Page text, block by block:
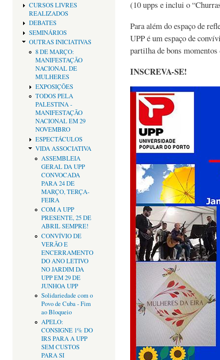
CURSOS LIVRES
REALIZADOS
DEBATES
SEMINÁRIOS
OUTRAS INICIATIVAS
8 DE MARÇO:
MANIFESTAÇÃO
NACIONAL DE
MULHERES
EXPOSIÇÕES
TODOS PELA
PALESTINA -
MANIFESTAÇÃO
NACIONAL EM 29
NOVEMBRO
ESPECTÁCULOS
VIDA ASSOCIATIVA
ASSEMBLEIA
GERAL DA UPP
CONVOCADA
PARA 24 DE
MARÇO, TERÇA-
FEIRA
COM A UPP
PRESENTE, 25 DE
ABRIL SEMPRE!
CONVÍVIO DE
VERÃO E
ENCERRAMENTO
DO ANO LETIVO
NO JARDIM DA
UPP EM 29 DE
JUNHOA UPP
Solidariedade com o
Povo de Cuba - Fim
ao Bloqueio
APELO:
CONSIGNE 1% DO
IRS PARA A UPP
SEM CUSTOS
PARA SI
(10 upps e inclui o
Para além do espaço de
UPP é um espaço de
partilha de bons momentos
INSCREVA-SE!